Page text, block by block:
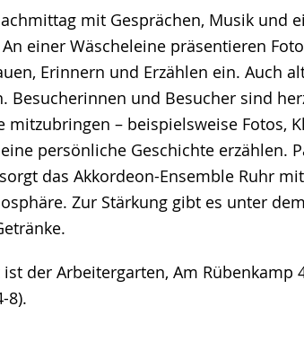
mit Gesprächen, Musik und
einer Wäscheleine präsentieren
Erinnern und Erzählen ein. Auch
Besucherinnen und Besucher sind
mitzubringen – beispielsweise Fotos,
persönliche Geschichte erzählen.
das Akkordeon-Ensemble Ruhr
Zur Stärkung gibt es unter
der Arbeitergarten, Am Rübenkamp
8).